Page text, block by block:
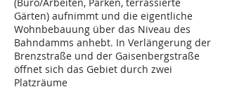
Gärten) aufnimmt und die eigentliche
Wohnbebauung über das Niveau des
Bahndamms anhebt. In Verlängerung der
Brenzstraße und der Gaisenbergstraße
öffnet sich das Gebiet durch zwei
Platzräume